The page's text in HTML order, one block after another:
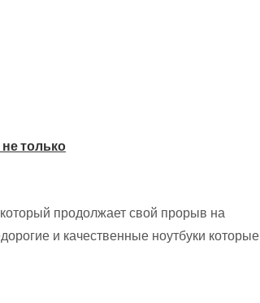
только
продолжает свой прорыв на
и качественные ноутбуки которые